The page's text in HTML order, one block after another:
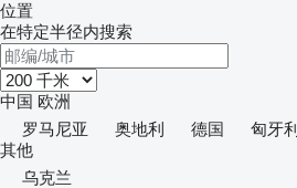
位置
在特定半径内搜索
中国 欧洲
罗马尼亚
奥地利 德国
匈牙利
其他
乌克兰